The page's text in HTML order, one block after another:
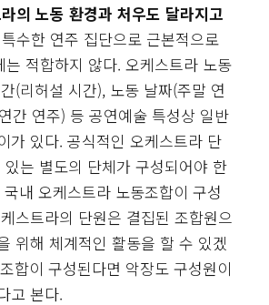
의 노동 환경과 처우도 달라지고
수한 연주 집단으로 근본적으로
는 적합하지 않다. 오케스트라 노동
(리허설 시간), 노동 날짜(주말 연
간 연주) 등 공연예술 특성상 일반
가 있다. 공식적인 오케스트라 단
는 별도의 단체가 구성되어야 한
내 오케스트라 노동조합이 구성
스트라의 단원은 결집된 조합원으
위해 체계적인 활동을 할 수 있겠
합이 구성된다면 악장도 구성원이
고 본다.